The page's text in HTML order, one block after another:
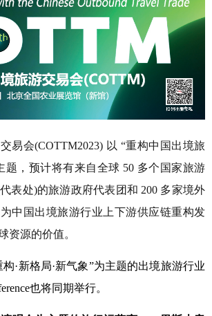
易会(COTTM2023) 以 “重构中国出境旅
题，预计将有来自全球 50 多个国家旅游
表处)的旅游政府代表团和 200 多家境外
中国出境旅游行业上下游供应链重构发
资源的价值。
·新格局·新气象”为主题的出境旅游行业
也将同期举行。